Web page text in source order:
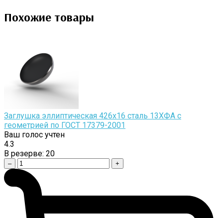
Похожие товары
Заглушка эллиптическая 426х16 сталь 13ХФА с
геометрией по ГОСТ 17379-2001
Ваш голос учтен
4.3
В резерве: 20
– +